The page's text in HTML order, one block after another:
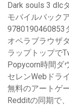
Dark souls 3 dlc
モバイルバック
9780190460853
オペラブラウザ
ラップトップで
Popycorn時間ダ
セレンWebドラ
無料のアートゲ
Redditの同期で